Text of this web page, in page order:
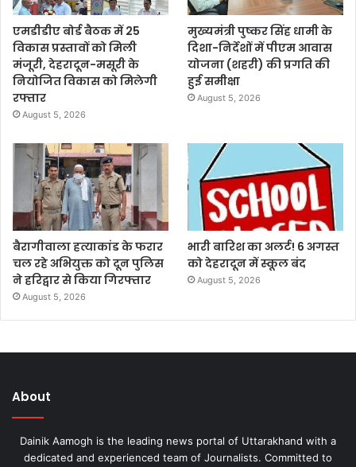
एमडीडीए बोर्ड बैठक में 25
विकास प्रस्तावों को मिली
मंजूरी, देहरादून-मसूरी के
नियोजित विकास को मिलेगी
रफ्तार
August 5, 2026
मुख्यमंत्री पुष्कर सिंह धामी के
दिशा-निर्देशों में पीएम आवास
योजना (शहरी) की प्रगति की
हुई समीक्षा
August 5, 2026
बैरागीवाला हत्याकांड के फरार
चल रहे अभियुक्त को दून पुलिस
ने हरिद्वार से किया गिरफ्तार
August 5, 2026
भारी बारिश का अलर्ट! 6 अगस्त
को देहरादून में स्कूल बंद
August 5, 2026
About
Dainik Aamogh is the leading news portal of Uttarakhand with a
dedicated and experienced team of Journalists. Committed to